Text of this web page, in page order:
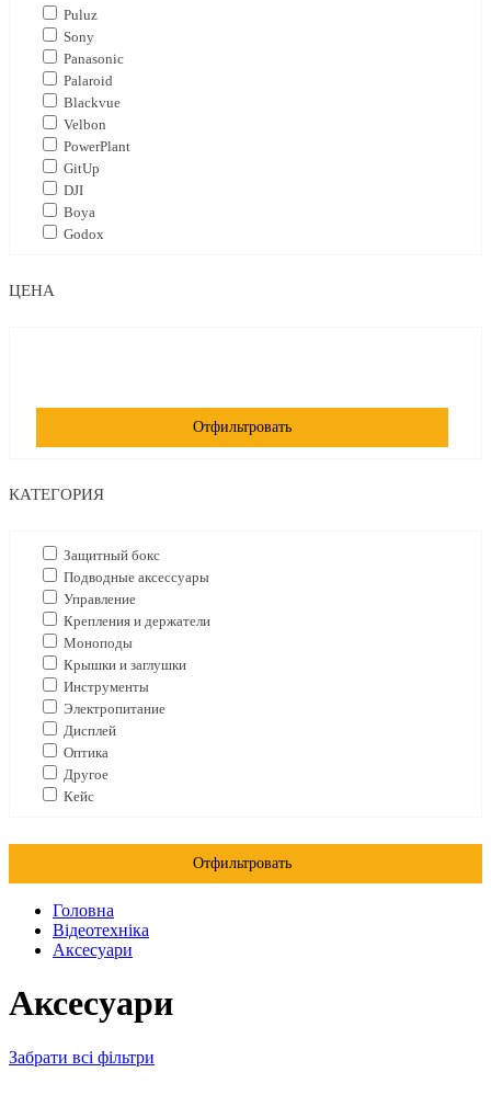
Puluz
Sony
Panasonic
Palaroid
Blackvue
Velbon
PowerPlant
GitUp
DJI
Boya
Godox
ЦЕНА
Отфильтровать
КАТЕГОРИЯ
Защитный бокс
Подводные аксессуары
Управление
Крепления и держатели
Моноподы
Крышки и заглушки
Инструменты
Электропитание
Дисплей
Оптика
Другое
Кейс
Отфильтровать
Головна
Відеотехніка
Аксесуари
Аксесуари
Забрати всі фільтри